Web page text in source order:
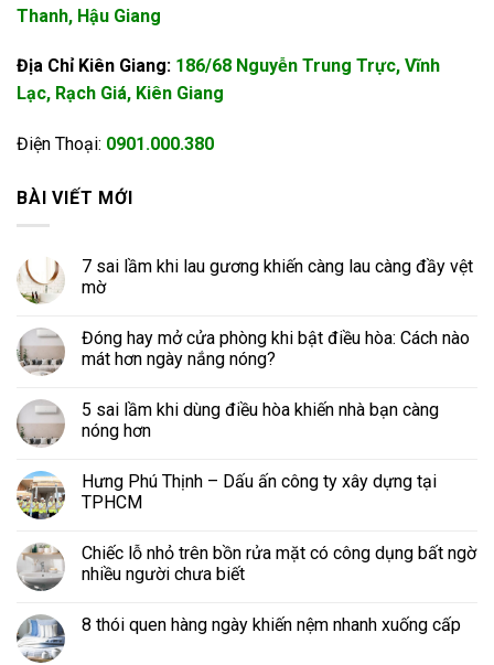
Thanh, Hậu Giang
Địa Chỉ Kiên Giang: 186/68 Nguyễn Trung Trực, Vĩnh
Lạc, Rạch Giá, Kiên Giang
Điện Thoại: 0901.000.380
BÀI VIẾT MỚI
7 sai lầm khi lau gương khiến càng lau càng đầy vệt
mờ
Đóng hay mở cửa phòng khi bật điều hòa: Cách nào
mát hơn ngày nắng nóng?
5 sai lầm khi dùng điều hòa khiến nhà bạn càng
nóng hơn
Hưng Phú Thịnh – Dấu ấn công ty xây dựng tại
TPHCM
Chiếc lỗ nhỏ trên bồn rửa mặt có công dụng bất ngờ
nhiều người chưa biết
8 thói quen hàng ngày khiến nệm nhanh xuống cấp